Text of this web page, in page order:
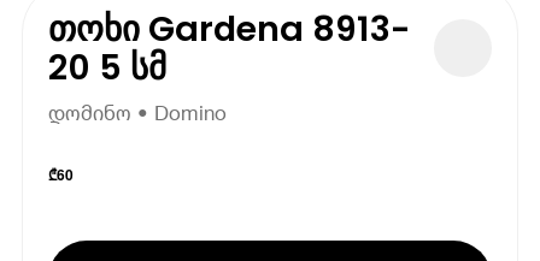
თოხი Gardena 8913-
20 5 სმ
დომინო • Domino
₾60